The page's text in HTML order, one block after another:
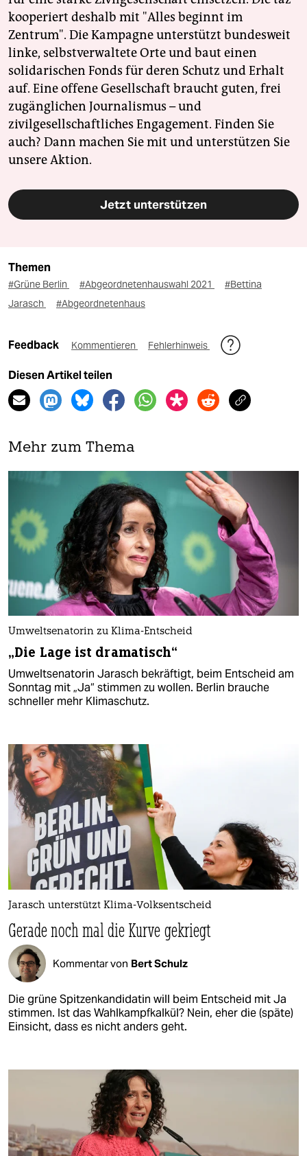
kooperiert deshalb mit "Alles beginnt im
Zentrum". Die Kampagne unterstützt bundesweit
linke, selbstverwaltete Orte und baut einen
solidarischen Fonds für deren Schutz und Erhalt
auf. Eine offene Gesellschaft braucht guten, frei
zugänglichen Journalismus – und
zivilgesellschaftliches Engagement. Finden Sie
auch? Dann machen Sie mit und unterstützen Sie
unsere Aktion.
Jetzt unterstützen
Themen
#Grüne Berlin #Abgeordnetenhauswahl 2021
#Bettina
Jarasch
#Abgeordnetenhaus
Feedback Kommentieren Fehlerhinweis
Diesen Artikel teilen
Mehr zum Thema
Umweltsenatorin zu Klima-Entscheid
„Die Lage ist dramatisch“
Umweltsenatorin Jarasch bekräftigt, beim Entscheid am
Sonntag mit „Ja“ stimmen zu wollen. Berlin brauche
schneller mehr Klimaschutz.
Jarasch unterstützt Klima-Volksentscheid
Gerade noch mal die Kurve gekriegt
Kommentar von Bert Schulz
Die grüne Spitzenkandidatin will beim Entscheid mit Ja
stimmen. Ist das Wahlkampfkalkül? Nein, eher die (späte)
Einsicht, dass es nicht anders geht.